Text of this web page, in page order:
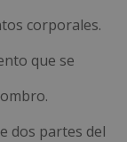
corporales.
que se
dos partes del